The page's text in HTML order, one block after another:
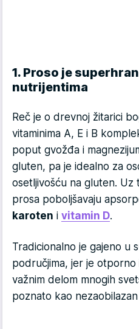
1. Proso je
nutrijentima
Reč je o drevnoj žitarici
vitaminima A, E i B
poput gvožđa i
gluten, pa je idealno za
osetljivošću na gluten. Uz
prosa poboljšavaju
karoten i vitamin D.
Tradicionalno je gajeno u
područjima, jer je
važnim delom mnogih
poznato kao